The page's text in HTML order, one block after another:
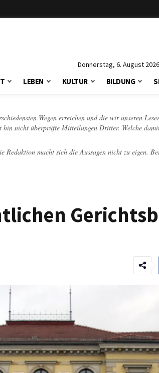
Donnerstag, 6. August 2026
LEBEN KULTUR BILDUNG
Wegen erreichen und die wir unseren
nicht überprüfte Mitteilungen Dritter. Welche
macht sich die Aussagen nicht zu eigen.